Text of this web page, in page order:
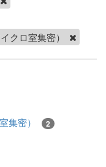
クロ室集密）
集密） 2